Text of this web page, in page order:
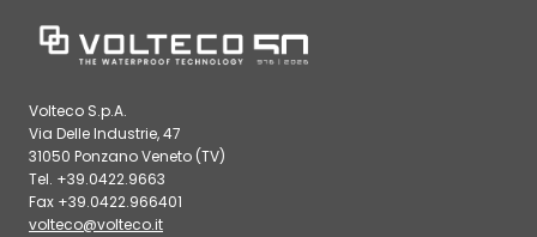
Volteco S.p.A.
Via Delle Industrie, 47
31050 Ponzano Veneto (TV)
Tel. +39.0422.9663
Fax +39.0422.966401
volteco@volteco.it